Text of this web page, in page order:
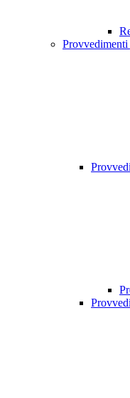
Provvedimenti